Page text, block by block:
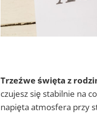
Trzeźwe święta z
czujesz się stabilnie na
napięta atmosfera przy